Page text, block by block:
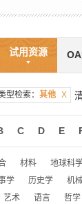
试用资源
型检索： 其他 X
C D E
材料 地球科
学 历史学 机
艺术 语言 哲学